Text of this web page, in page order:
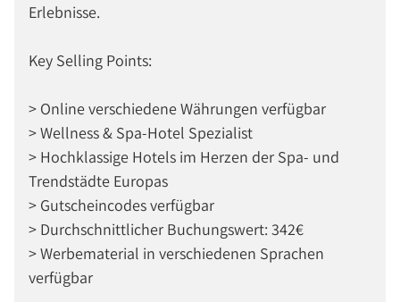
Erlebnisse.
Key Selling Points:
> Online verschiedene Währungen verfügbar
> Wellness & Spa-Hotel Spezialist
> Hochklassige Hotels im Herzen der Spa- und
Trendstädte Europas
> Gutscheincodes verfügbar
> Durchschnittlicher Buchungswert: 342€
> Werbematerial in verschiedenen Sprachen
verfügbar